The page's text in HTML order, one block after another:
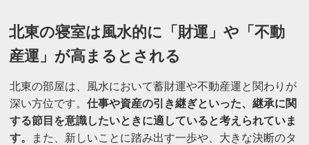
北東の寝室は風水的に「財運」や「不動
産運」が高まるとされる
北東の部屋は、風水において蓄財運や不動産運と関わりが
深い方位です。 仕事や資産の引き継ぎといった、継承に関
する節目を意識したいときに適していると考えられていま
す。
また、新しいことに踏み出す一歩や、大きな決断のタ